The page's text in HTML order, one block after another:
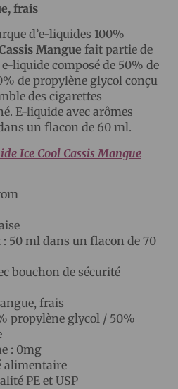
frais
d’e-liquides 100%
Mangue fait partie de
e-liquide composé de 50% de
de propylène glycol conçu
des cigarettes
E-liquide avec arômes
un flacon de 60 ml.
Ice Cool Cassis Mangue
50 ml dans un flacon de 70
bouchon de sécurité
frais
propylène glycol / 50%
: 0mg
alimentaire
PE et USP